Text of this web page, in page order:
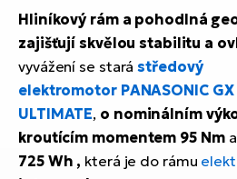
Hliníkový rám a pohodlná
zajišťují skvělou stabilitu a
vyvážení se starástředový
elektromotor PANASONIC GX
ULTIMATE, o nominálním
kroutícím momentem 95 Nma
725 Wh , která je do rámu